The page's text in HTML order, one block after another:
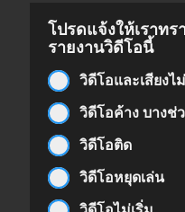
โปรดแจ้งให้เราท
รายงานวิดีโอนี้
วิดีโอและเสียงไ
วิดีโอค้าง บางช่
วิดีโอติด
วิดีโอหยุดเล่น